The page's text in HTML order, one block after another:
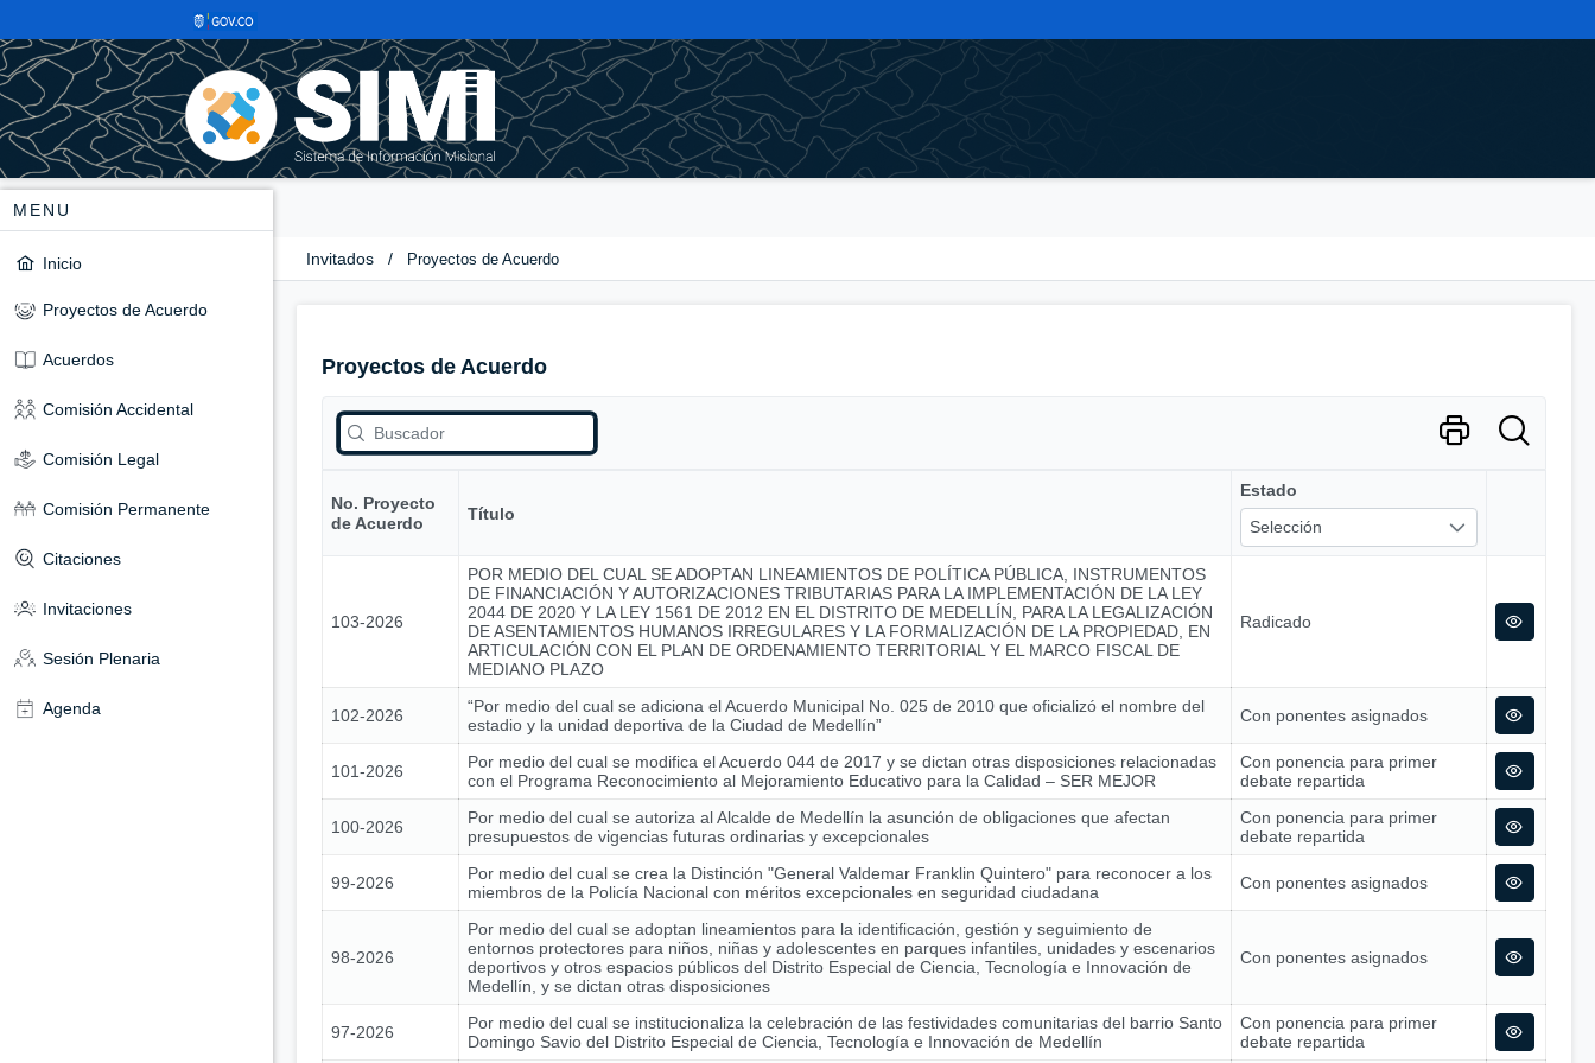
MENU
Inicio
Proyectos de Acuerdo
Acuerdos
Comisión Accidental
Comisión Legal
Comisión Permanente
Citaciones
Invitaciones
Sesión Plenaria
Agenda
Invitados / Proyectos de Acuerdo
Proyectos de Acuerdo
No. Proyecto
de Acuerdo
Título
Estado
Selección
103-2026
POR MEDIO DEL CUAL SE ADOPTAN LINEAMIENTOS DE POLÍTICA PÚBLICA, INSTRUMENTOS
DE FINANCIACIÓN Y AUTORIZACIONES TRIBUTARIAS PARA LA IMPLEMENTACIÓN DE LA LEY
2044 DE 2020 Y LA LEY 1561 DE 2012 EN EL DISTRITO DE MEDELLÍN, PARA LA LEGALIZACIÓN
DE ASENTAMIENTOS HUMANOS IRREGULARES Y LA FORMALIZACIÓN DE LA PROPIEDAD, EN
ARTICULACIÓN CON EL PLAN DE ORDENAMIENTO TERRITORIAL Y EL MARCO FISCAL DE
MEDIANO PLAZO
Radicado
102-2026
“Por medio del cual se adiciona el Acuerdo Municipal No. 025 de 2010 que oficializó el nombre del
estadio y la unidad deportiva de la Ciudad de Medellín”
Con ponentes asignados
101-2026
Por medio del cual se modifica el Acuerdo 044 de 2017 y se dictan otras disposiciones relacionadas
con el Programa Reconocimiento al Mejoramiento Educativo para la Calidad – SER MEJOR
Con ponencia para primer
debate repartida
100-2026
Por medio del cual se autoriza al Alcalde de Medellín la asunción de obligaciones que afectan
presupuestos de vigencias futuras ordinarias y excepcionales
Con ponencia para primer
debate repartida
99-2026
Por medio del cual se crea la Distinción "General Valdemar Franklin Quintero" para reconocer a los
miembros de la Policía Nacional con méritos excepcionales en seguridad ciudadana
Con ponentes asignados
98-2026
Por medio del cual se adoptan lineamientos para la identificación, gestión y seguimiento de
entornos protectores para niños, niñas y adolescentes en parques infantiles, unidades y escenarios
deportivos y otros espacios públicos del Distrito Especial de Ciencia, Tecnología e Innovación de
Medellín, y se dictan otras disposiciones
Con ponentes asignados
97-2026
Por medio del cual se institucionaliza la celebración de las festividades comunitarias del barrio Santo
Domingo Savio del Distrito Especial de Ciencia, Tecnología e Innovación de Medellín
Con ponencia para primer
debate repartida